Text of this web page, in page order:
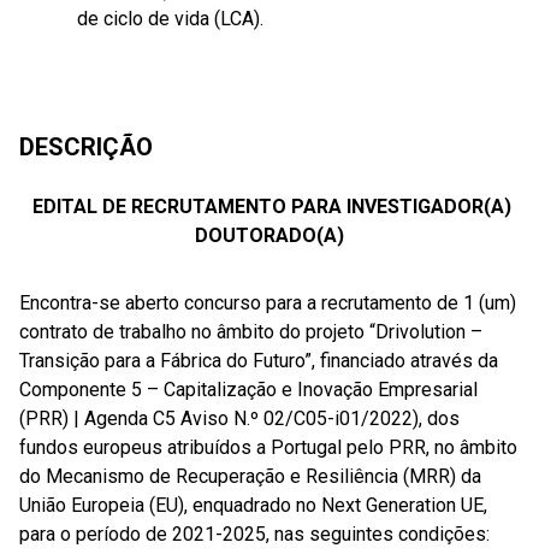
de ciclo de vida (LCA).
DESCRIÇÃO
EDITAL DE RECRUTAMENTO PARA INVESTIGADOR(A)
DOUTORADO(A)
Encontra-se aberto concurso para a recrutamento de 1 (um)
contrato de trabalho no âmbito do projeto “Drivolution –
Transição para a Fábrica do Futuro”, financiado através da
Componente 5 – Capitalização e Inovação Empresarial
(PRR) | Agenda C5 Aviso N.º 02/C05-i01/2022), dos
fundos europeus atribuídos a Portugal pelo PRR, no âmbito
do Mecanismo de Recuperação e Resiliência (MRR) da
União Europeia (EU), enquadrado no Next Generation UE,
para o período de 2021-2025, nas seguintes condições: